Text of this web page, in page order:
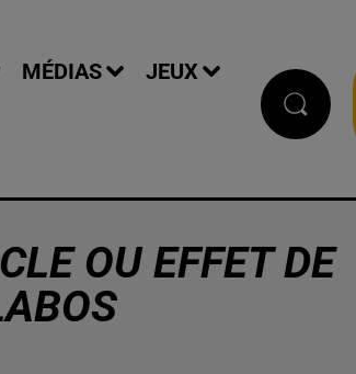
MÉDIAS JEUX
OU EFFET DE